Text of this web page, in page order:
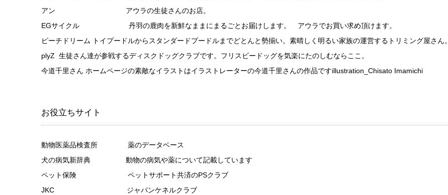
アン アウラの生徒さんのお店。
EGサイクル 丹羽の鹿肉を新鮮なままにまるごとお届けします。 アウラでお買い求め頂けます。
ピーチドリーム トイプードルからスタンダードプードルまでどとんと勢揃い。素晴しく明るい家族の運営するトリミング屋さん。
plyZ 生徒さん達が参戦するディスクドッグクラブです。フリスビードッグを気楽にたのしむならここ。
今道千里さん ホームページの素敵なイラストはイラストレーターの今道千里さんの作品ですillustration_Chisato Imamichi
お役立ちサイト
動物医薬品検査所 薬のデータベース
犬の病気新辞典 動物の病気や薬について記載しています
ペット保険 ペットサポート共済のPSクラブ
JKC ジャパンケネルクラブ